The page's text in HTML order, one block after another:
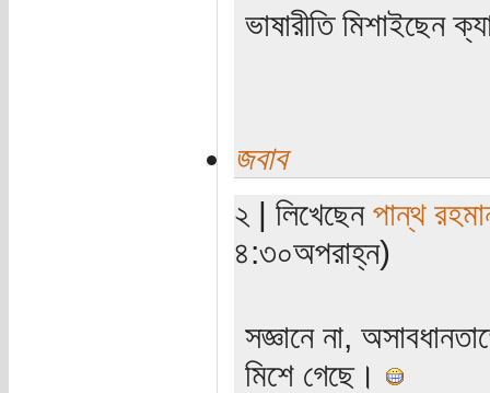
ভাষারীতি মিশাইছেন
জবাব
২ | লিখেছেন পান্থ
৪:৩০অপরাহ্ন)
সজ্ঞানে না,
মিশে গেছে।